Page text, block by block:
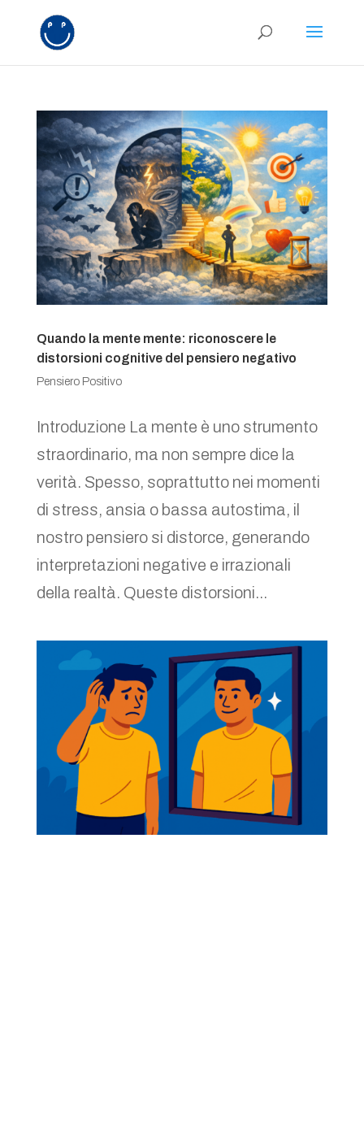
Quando la mente mente: riconoscere le
distorsioni cognitive del pensiero negativo
Pensiero Positivo
Introduzione La mente è uno strumento
straordinario, ma non sempre dice la
verità. Spesso, soprattutto nei momenti
di stress, ansia o bassa autostima, il
nostro pensiero si distorce, generando
interpretazioni negative e irrazionali
della realtà. Queste distorsioni...